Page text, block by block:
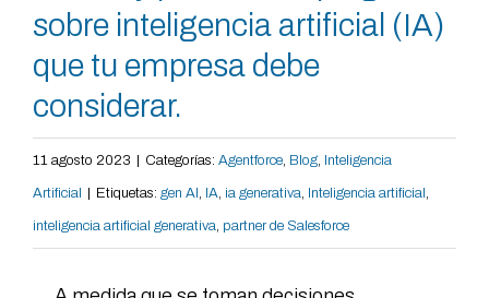
sobre inteligencia artificial (IA)
que tu empresa debe
considerar.
11 agosto 2023 Categorías: Agentforce, Blog, Inteligencia
Artificial Etiquetas: gen AI , IA, ia generativa, Inteligencia artificial ,
inteligencia artificial generativa, partner de Salesforce